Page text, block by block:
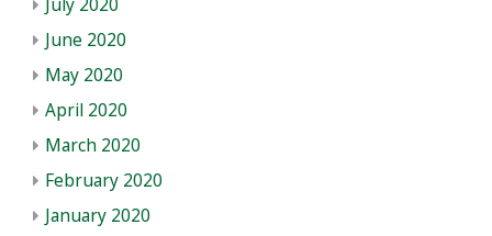
July 2020
June 2020
May 2020
April 2020
March 2020
February 2020
January 2020